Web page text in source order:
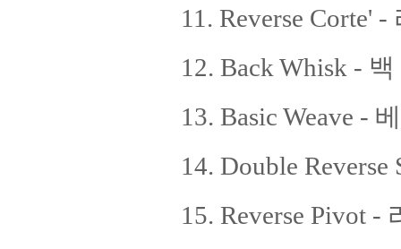
11. Reverse Corte'
12. Back Whisk -
13. Basic Weave -
14. Double
15. Reverse Pivot -